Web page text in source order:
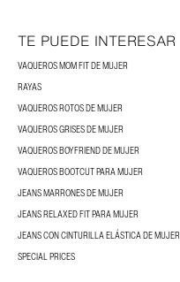
TE PUEDE INTERESAR
VAQUEROS MOM FIT DE MUJER
RAYAS
VAQUEROS ROTOS DE MUJER
VAQUEROS GRISES DE MUJER
VAQUEROS BOYFRIEND DE MUJER
VAQUEROS BOOTCUT PARA MUJER
JEANS MARRONES DE MUJER
JEANS RELAXED FIT PARA MUJER
JEANS CON CINTURILLA ELÁSTICA DE MUJER
SPECIAL PRICES